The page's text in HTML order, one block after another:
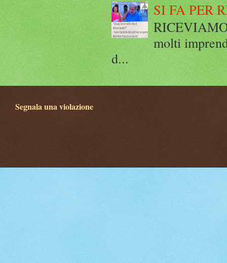
SI FA PER
molti
d...
Segnala una violazione